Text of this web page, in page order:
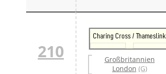
210
Charing Cross / Thameslink
Großbritannien
London (G)